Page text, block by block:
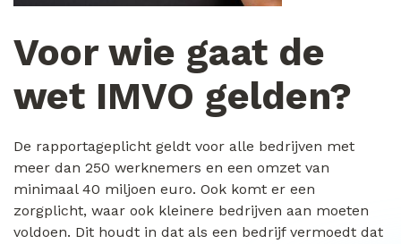
Voor wie gaat de
wet IMVO gelden?
De rapportageplicht geldt voor alle bedrijven met
meer dan 250 werknemers en een omzet van
minimaal 40 miljoen euro. Ook komt er een
zorgplicht, waar ook kleinere bedrijven aan moeten
voldoen. Dit houdt in dat als een bedrijf vermoedt dat